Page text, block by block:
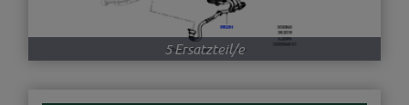
5 Ersatzteil/e